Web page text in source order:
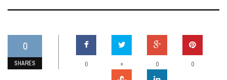
0
SHARES 0 + 0 0